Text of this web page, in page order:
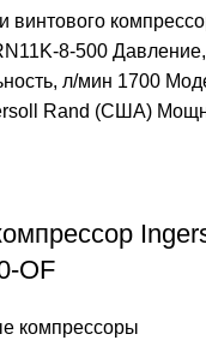
винтового
8-500
л/мин 1700
Rand (США)
OF
компрессоры